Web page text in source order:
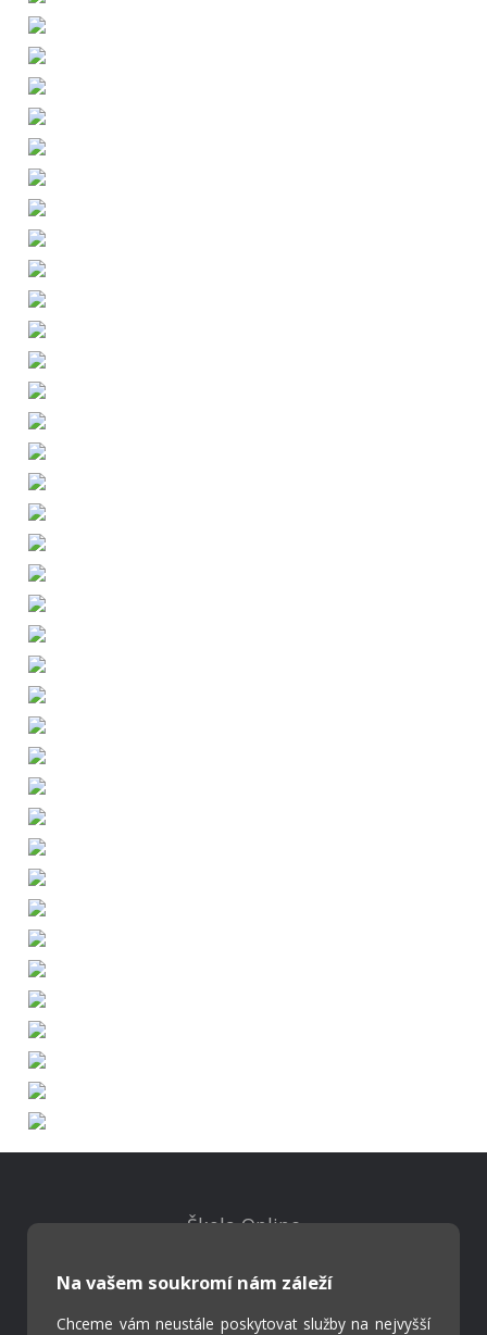
Na vašem soukromí nám záleží
Chceme vám neustále poskytovat služby na nejvyšší
Škola Online
Kontakty